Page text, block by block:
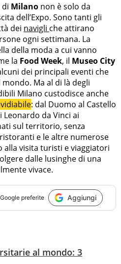
di Milano non è solo da
dell’Expo. Sono tanti gli
dei navigli che attirano
ogni settimana. La
della moda a cui vanno
la Food Week, il Museo City
dei principali eventi che
Ma al di là degli
Milano custodisce anche
: dal Duomo al Castello
Leonardo da Vinci ai
sul territorio, senza
e le altre numerose
alla visita turisti e viaggiatori
dalle lusinghe di una
vivace.
preferite Aggiungi
al mondo: 3